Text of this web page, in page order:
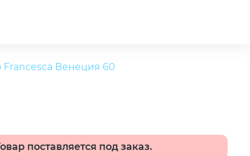
Венеция 60
поставляется под заказ.